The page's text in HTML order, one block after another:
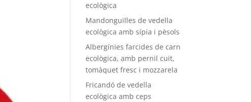
ecològica
Mandonguilles de vedella
ecològica amb sípia i pèsols
Albergínies farcides de carn
ecològica, amb pernil cuit,
tomàquet fresc i mozzarela
Fricandó de vedella
ecològica amb ceps